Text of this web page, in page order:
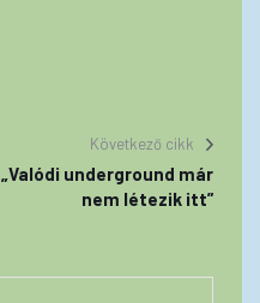
Következő cikk
„Valódi underground már
nem létezik itt”